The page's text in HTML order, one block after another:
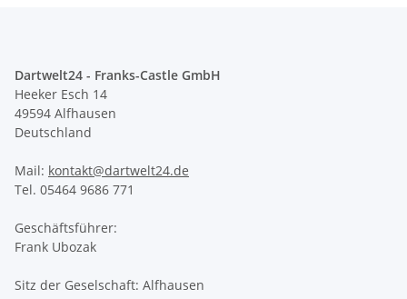
Dartwelt24 - Franks-Castle GmbH
Heeker Esch 14
49594 Alfhausen
Deutschland
Mail: kontakt@dartwelt24.de
Tel. 05464 9686 771
Geschäftsführer:
Frank Ubozak
Sitz der Geselschaft: Alfhausen